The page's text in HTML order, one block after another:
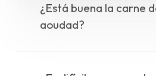
¿Está buena la carne
aoudad?